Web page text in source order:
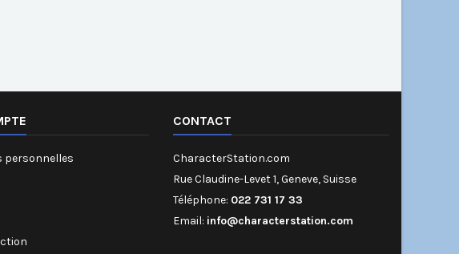
personnelles
CONTACT
CharacterStation.com
Rue Claudine-Levet 1, Geneve, Suisse
Téléphone: 022 731 17 33
Email: info@characterstation.com